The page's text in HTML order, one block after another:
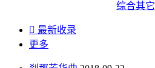
综合其它
 最新收录
更多